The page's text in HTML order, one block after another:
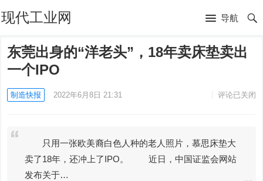
现代工业网 导航
东莞出身的“洋老头”，18年卖床垫卖出
一个IPO
制造快报 2022年6月8日 21:31 评论已关闭
只用一张欧美裔白色人种的老人照片，慕思床垫大
卖了18年，还冲上了IPO。 近日，中国证监会网站
发布关于…